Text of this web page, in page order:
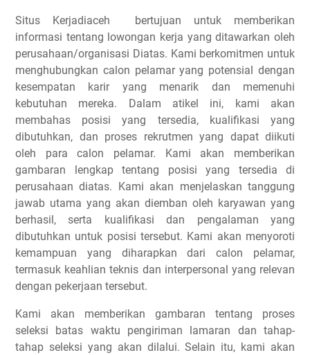
Situs Kerjadiaceh bertujuan untuk memberikan
informasi tentang lowongan kerja yang ditawarkan oleh
perusahaan/organisasi Diatas. Kami berkomitmen untuk
menghubungkan calon pelamar yang potensial dengan
kesempatan karir yang menarik dan memenuhi
kebutuhan mereka. Dalam atikel ini, kami akan
membahas posisi yang tersedia, kualifikasi yang
dibutuhkan, dan proses rekrutmen yang dapat diikuti
oleh para calon pelamar. Kami akan memberikan
gambaran lengkap tentang posisi yang tersedia di
perusahaan diatas. Kami akan menjelaskan tanggung
jawab utama yang akan diemban oleh karyawan yang
berhasil, serta kualifikasi dan pengalaman yang
dibutuhkan untuk posisi tersebut. Kami akan menyoroti
kemampuan yang diharapkan dari calon pelamar,
termasuk keahlian teknis dan interpersonal yang relevan
dengan pekerjaan tersebut.
Kami akan memberikan gambaran tentang proses
seleksi batas waktu pengiriman lamaran dan tahap-
tahap seleksi yang akan dilalui. Selain itu, kami akan